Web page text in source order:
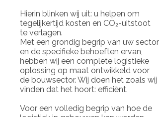
Hierin blinken wij uit: u helpen om
tegelijkertijd kosten en CO₂-uitstoot
te verlagen.
Met een grondig begrip van uw sector
en de specifieke behoeften ervan,
hebben wij een complete logistieke
oplossing op maat ontwikkeld voor
de bouwsector. Wij doen het zoals wij
vinden dat het hoort: efficiënt.
Voor een volledig begrip van hoe de